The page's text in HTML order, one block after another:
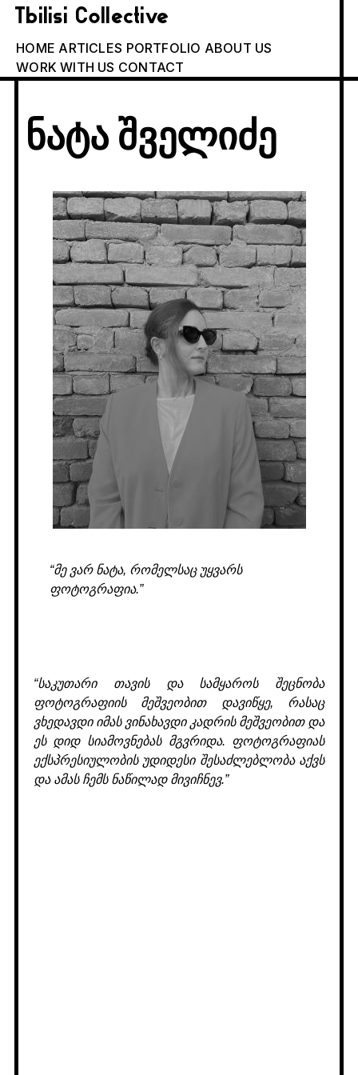
Tbilisi Collective
HOME ARTICLES PORTFOLIO ABOUT US
WORK WITH US CONTACT
ნატა შველიძე
“მე ვარ ნატა, რომელსაც უყვარს
ფოტოგრაფია.”
“საკუთარი თავის და სამყაროს შეცნობა
ფოტოგრაფიის მეშვეობით დავიწყე, რასაც
ვხედავდი იმას ვინახავდი კადრის მეშვეობით და
ეს დიდ სიამოვნებას მგვრიდა. ფოტოგრაფიას
ექსპრესიულობის უდიდესი შესაძლებლობა აქვს
და ამას ჩემს ნაწილად მივიჩნევ.”